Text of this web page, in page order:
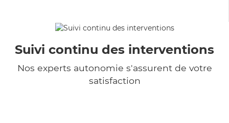
Suivi continu des interventions
Nos experts autonomie s'assurent de votre
satisfaction